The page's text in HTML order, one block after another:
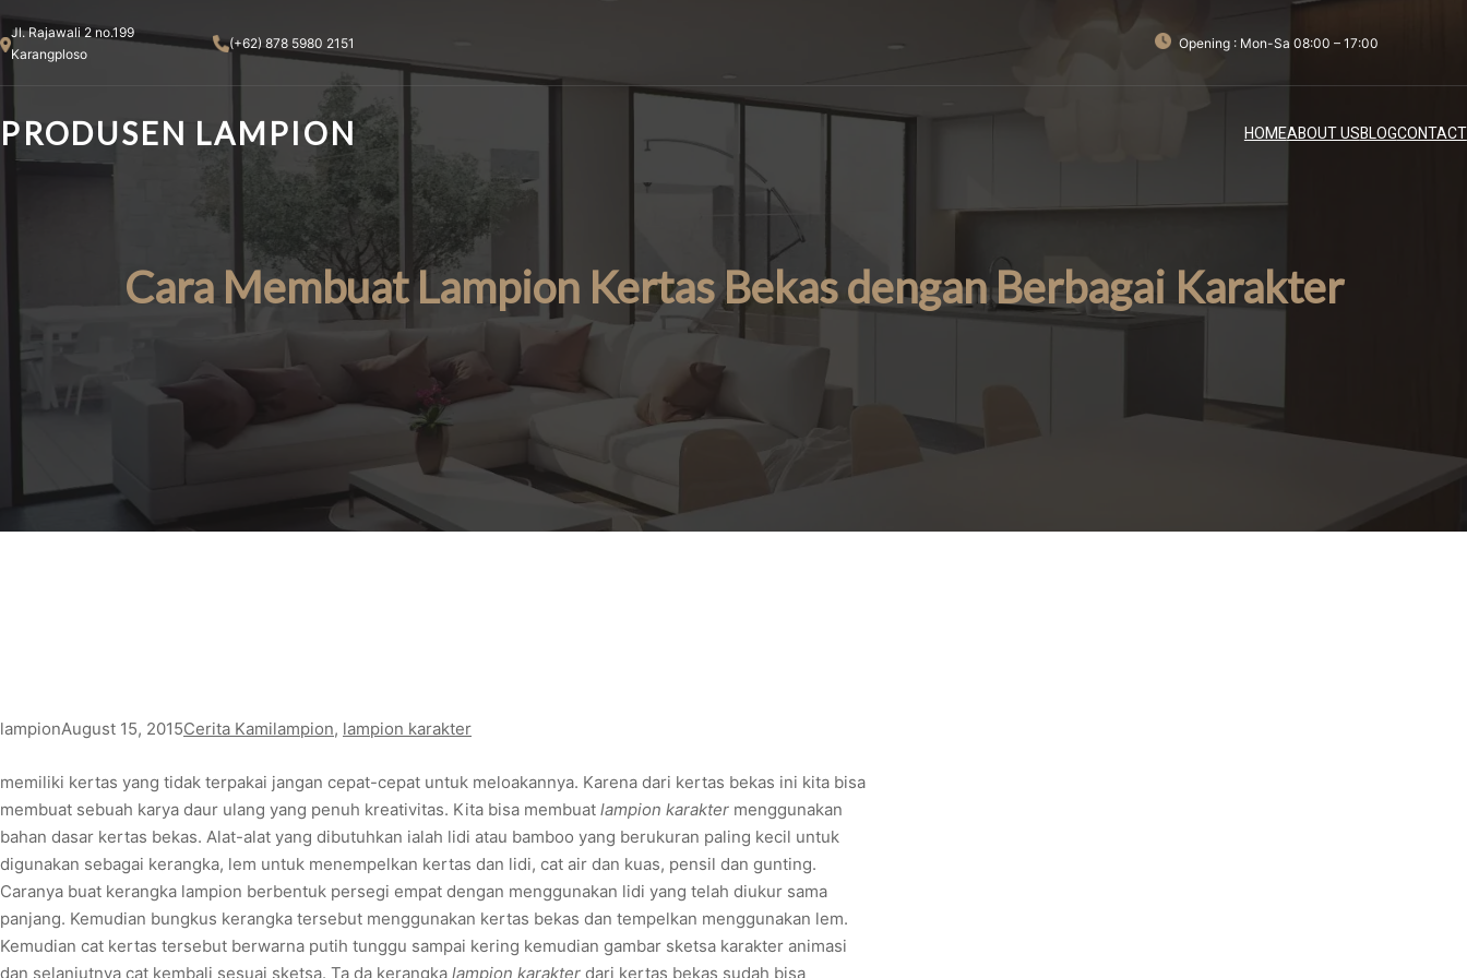
to
content
Jl. Rajawali 2 no.199
Karangploso
(+62) 878 5980 2151 Opening : Mon-Sa 08:00 – 17:00
PRODUSEN LAMPION HOMEABOUT USBLOGCONTACT
Cara Membuat Lampion Kertas Bekas dengan Berbagai Karakter
lampionAugust 15, 2015Cerita Kamilampion, lampion karakter
memiliki kertas yang tidak terpakai jangan cepat-cepat untuk meloakannya. Karena dari kertas bekas ini kita bisa
membuat sebuah karya daur ulang yang penuh kreativitas. Kita bisa membuat lampion karakter menggunakan
bahan dasar kertas bekas. Alat-alat yang dibutuhkan ialah lidi atau bamboo yang berukuran paling kecil untuk
digunakan sebagai kerangka, lem untuk menempelkan kertas dan lidi, cat air dan kuas, pensil dan gunting.
Caranya buat kerangka lampion berbentuk persegi empat dengan menggunakan lidi yang telah diukur sama
panjang. Kemudian bungkus kerangka tersebut menggunakan kertas bekas dan tempelkan menggunakan lem.
Kemudian cat kertas tersebut berwarna putih tunggu sampai kering kemudian gambar sketsa karakter animasi
dan selanjutnya cat kembali sesuai sketsa. Ta da kerangka lampion karakter dari kertas bekas sudah bisa